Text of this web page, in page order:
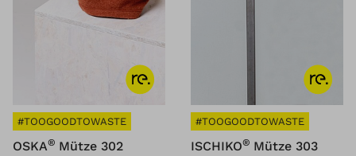
#TOOGOODTOWASTE
OSKA® Mütze 302
#TOOGOODTOWASTE
ISCHIKO® Mütze 303